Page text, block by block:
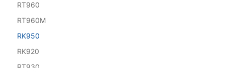
RT960
RT960M
RK950
RK920